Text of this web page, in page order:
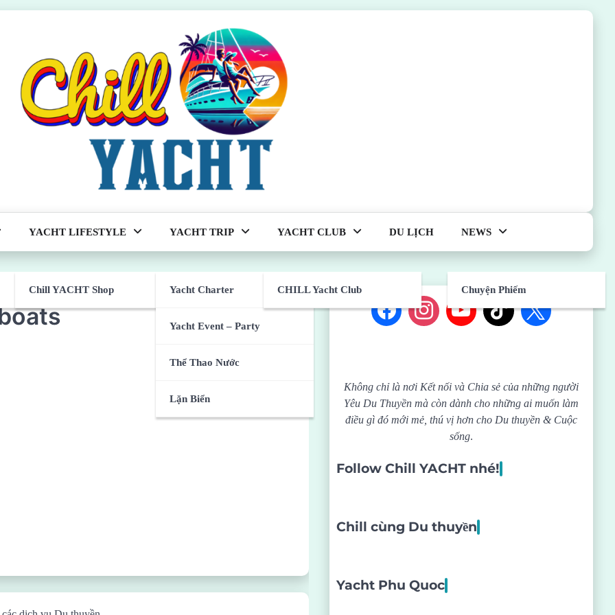
YACHT LIFESTYLE
Chill YACHT Shop
YACHT TRIP
Yacht Charter
Yacht Event – Party
Thể Thao Nước
Lặn Biển
YACHT CLUB
CHILL Yacht Club
DU LỊCH NEWS
Chuyện Phiếm
Không chỉ là nơi Kết nối và Chia sẻ của những người
Yêu Du Thuyền mà còn dành cho những ai muốn làm
điều gì đó mới mẻ, thú vị hơn cho Du thuyền & Cuộc
sống.
Follow Chill YACHT nhé!
Chill cùng Du thuyền
Yacht Phu Quoc